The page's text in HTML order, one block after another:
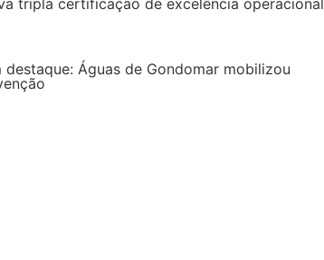
Águas de Gondomar mobilizou